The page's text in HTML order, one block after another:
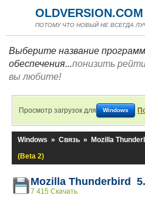
OLDVERSION.COM
ПОТОМУ ЧТО НОВЫЙ НЕ ВСЕГДА
Выберите название
обеспечения...понизить
вы любите!
Просмотр загрузок для Windows
Windows » Связь » Mozilla
(Beta 2)
Mozilla Thunderbird
7 415 Скачать